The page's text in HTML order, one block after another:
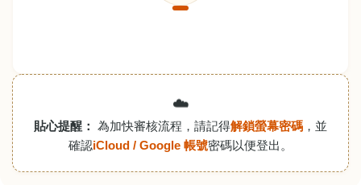
☁️
貼心提醒： 為加快審核流程，請記得解鎖螢幕密碼 ，並
確認iCloud / Google 帳號密碼以便登出。